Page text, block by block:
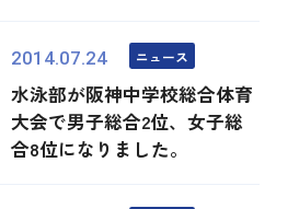
2014.07.24 ニュース
水泳部が阪神中学校総合体育
大会で男子総合2位、女子総
合8位になりました。